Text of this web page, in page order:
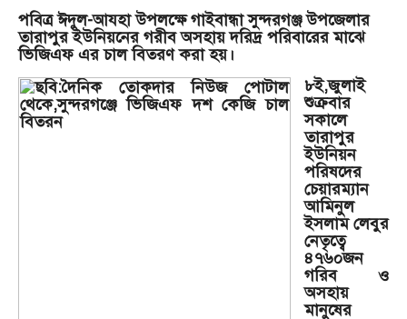
পবিত্র ঈদুল-আযহা উপলক্ষে গাইবান্ধা সুন্দরগঞ্জ উপজেলার
তারাপুর ইউনিয়নের গরীব অসহায় দরিদ্র পরিবারের মাঝে
ভিজিএফ এর চাল বিতরণ করা হয়।
৮ই,জুলাই
শুক্রবার
সকালে
তারাপুর
ইউনিয়ন
পরিষদের
চেয়ারম্যান
আমিনুল
ইসলাম লেবুর
নেতৃত্বে
৪৭৬০জন
গরিব ও
অসহায়
মানুষের